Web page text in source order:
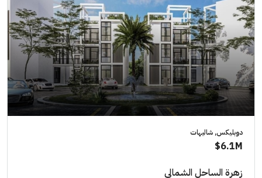
دوبليكس, شاليهات
6.1M$
زهرة الساحل الشمالي